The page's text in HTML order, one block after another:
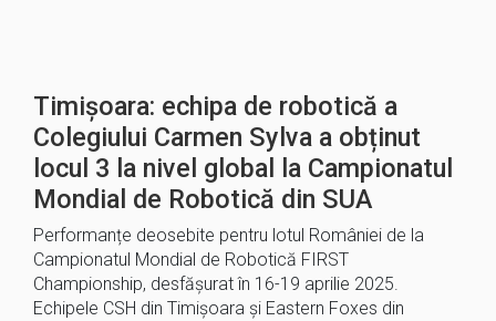
Timișoara: echipa de robotică a
Colegiului Carmen Sylva a obținut
locul 3 la nivel global la Campionatul
Mondial de Robotică din SUA
Performanțe deosebite pentru lotul României de la
Campionatul Mondial de Robotică FIRST
Championship, desfășurat în 16-19 aprilie 2025.
Echipele CSH din Timișoara și Eastern Foxes din